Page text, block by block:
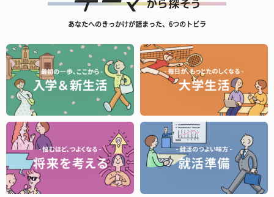
あなたへのきっかけが詰まった、6つのトビラ